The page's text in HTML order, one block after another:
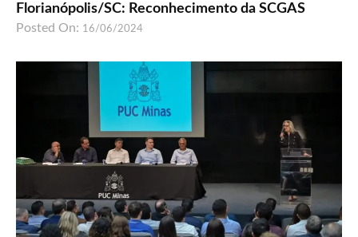
Florianópolis/SC: Reconhecimento da SCGAS
Posted On: 16/06/2024